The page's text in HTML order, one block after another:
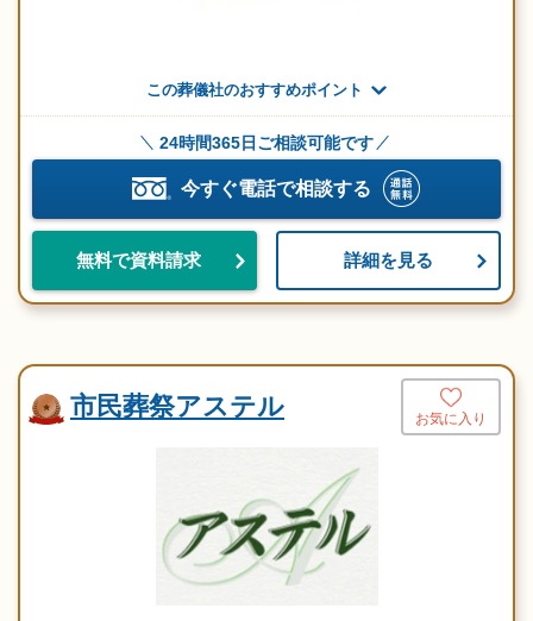
この葬儀社のおすすめポイント
24時間365日ご相談可能です
今すぐ電話で相談する
無料で資料請求 詳細を見る
市民葬祭アステル お気に入り